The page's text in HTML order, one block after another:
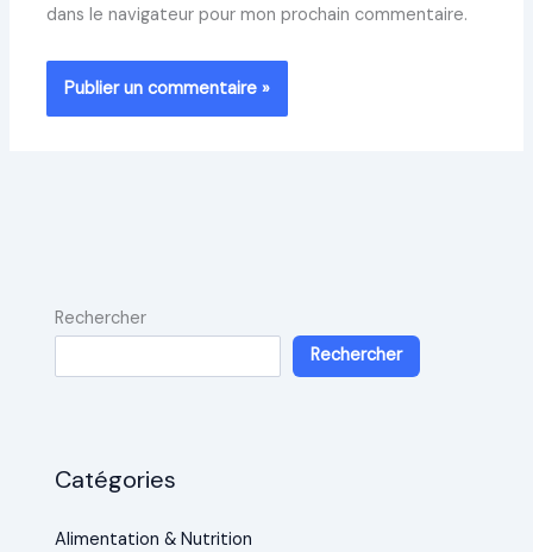
dans le navigateur pour mon prochain commentaire.
Rechercher
Rechercher
Catégories
Alimentation & Nutrition